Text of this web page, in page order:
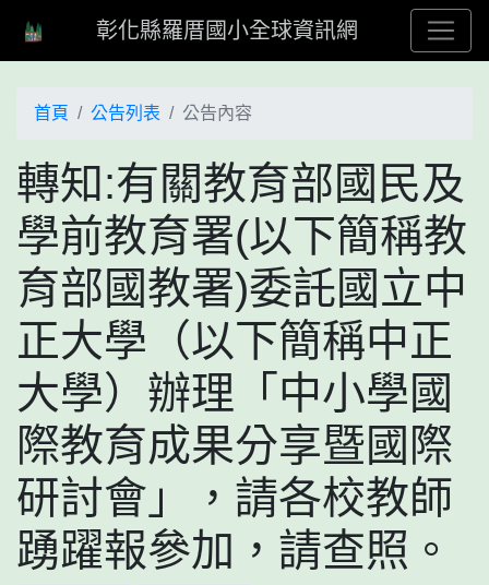
彰化縣羅厝國小全球資訊網
首頁 公告列表 公告內容
轉知:有關教育部國民及
學前教育署(以下簡稱教
育部國教署)委託國立中
正大學（以下簡稱中正
大學）辦理「中小學國
際教育成果分享暨國際
研討會」，請各校教師
踴躍報參加，請查照。